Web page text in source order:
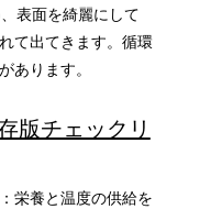
表面を綺麗にして
て出てきます。循環
あります。
版チェックリ
栄養と温度の供給を